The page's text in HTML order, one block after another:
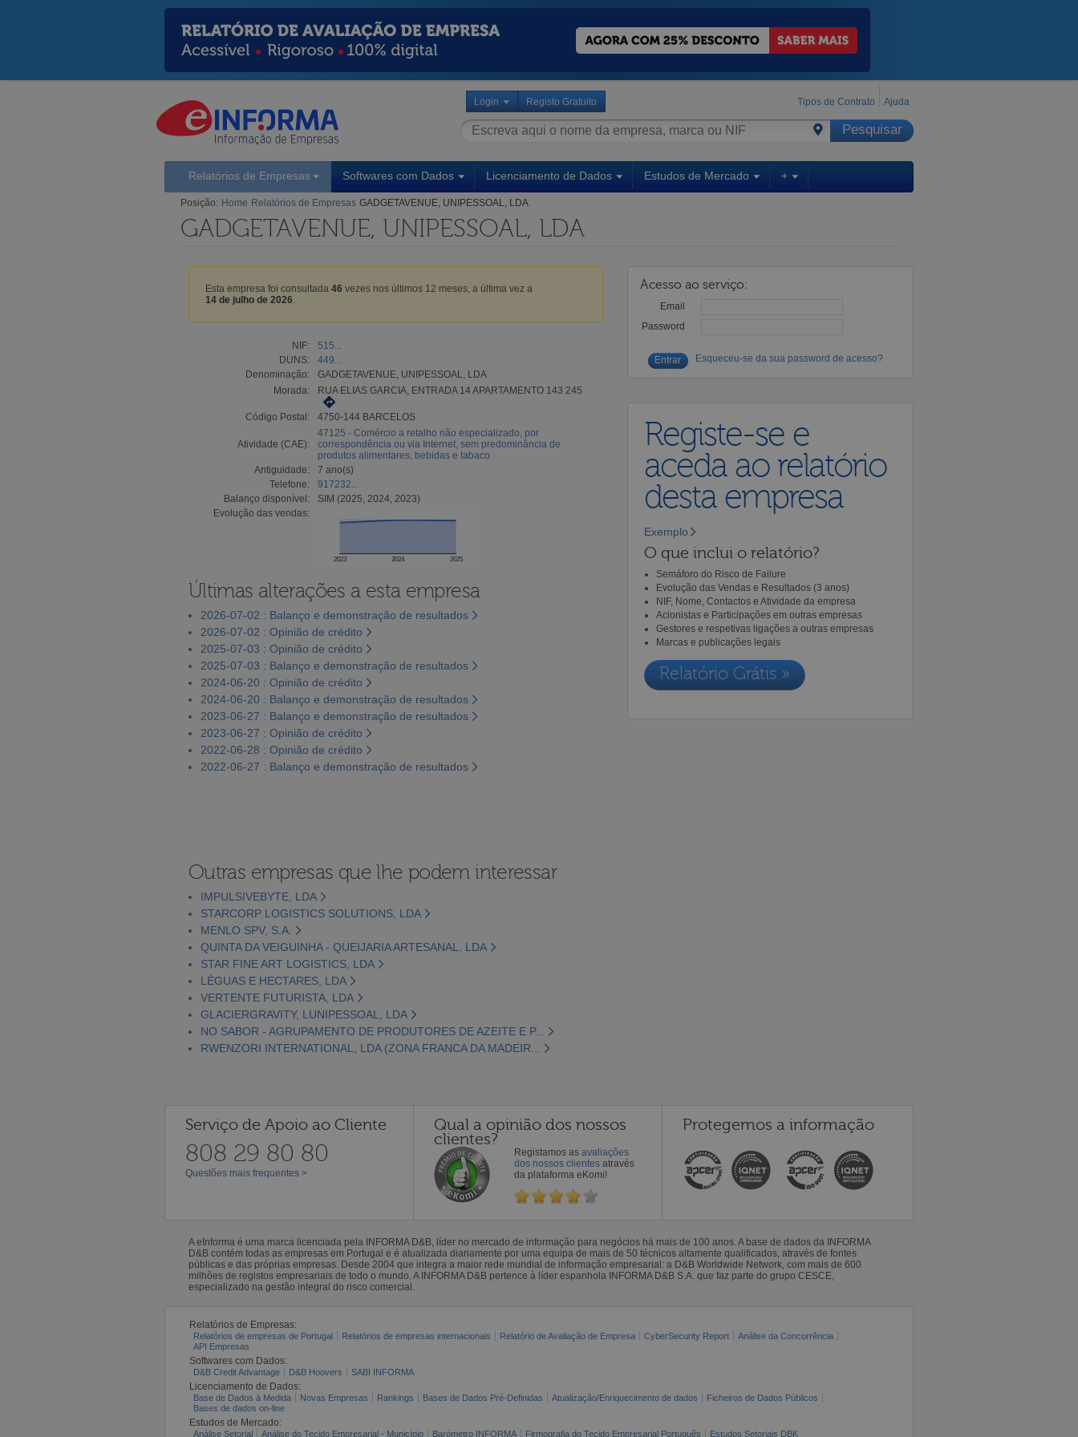
Login Registo Gratuito Tipos de Contrato Ajuda
Relatórios de Empresas Softwares com Dados Licenciamento de Dados Estudos de Mercado +
Posição: Home Relatórios de Empresas GADGETAVENUE, UNIPESSOAL, LDA
GADGETAVENUE, UNIPESSOAL, LDA
Esta empresa foi consultada 46 vezes nos últimos 12 meses, a última vez a
14 de julho de 2026
NIF:
515...
DUNS:
449...
Denominação:
GADGETAVENUE, UNIPESSOAL, LDA
Morada:
RUA ELIAS GARCIA, ENTRADA 14 APARTAMENTO 143 245
Código Postal: 4750-144 BARCELOS
Atividade (CAE):
47125 - Comércio a retalho não especializado, por
correspondência ou via Internet, sem predominância de
produtos alimentares, bebidas e tabaco
Antiguidade:
7 ano(s)
Telefone:
917232...
Balanço disponível:
SIM (2025, 2024, 2023)
Evolução das vendas:
2023 2024 2025
Últimas alterações a esta empresa
2026-07-02 : Balanço e demonstração de resultados
2026-07-02 : Opinião de crédito
2025-07-03 : Opinião de crédito
2025-07-03 : Balanço e demonstração de resultados
2024-06-20 : Opinião de crédito
2024-06-20 : Balanço e demonstração de resultados
2023-06-27 : Balanço e demonstração de resultados
2023-06-27 : Opinião de crédito
2022-06-28 : Opinião de crédito
2022-06-27 : Balanço e demonstração de resultados
Acesso ao serviço:
Email
Password
Esqueceu-se da sua password de acesso?
Registe-se e
aceda ao relatório
desta empresa
Exemplo
O que inclui o relatório?
Semáforo do Risco de Failure
Evolução das Vendas e Resultados (3 anos)
NIF, Nome, Contactos e Atividade da empresa
Acionistas e Participações em outras empresas
Gestores e respetivas ligações a outras empresas
Marcas e publicações legais
Relatório Grátis »
Outras empresas que lhe podem interessar
IMPULSIVEBYTE, LDA
STARCORP LOGISTICS SOLUTIONS, LDA
MENLO SPV, S.A.
QUINTA DA VEIGUINHA - QUEIJARIA ARTESANAL, LDA
STAR FINE ART LOGISTICS, LDA
LÉGUAS E HECTARES, LDA
VERTENTE FUTURISTA, LDA
GLACIERGRAVITY, LUNIPESSOAL, LDA
NO SABOR - AGRUPAMENTO DE PRODUTORES DE AZEITE E P...
RWENZORI INTERNATIONAL, LDA (ZONA FRANCA DA MADEIR...
Serviço de Apoio ao Cliente
808 29 80 80
Questões mais frequentes >
Qual a opinião dos nossos
clientes?
Registamos as avaliações
dos nossos clientes através
da plataforma eKomi!
Protegemos a informação
A eInforma é uma marca licenciada pela INFORMA D&B, líder no mercado de informação para negócios há mais de 100 anos. A base de dados da INFORMA
D&B contém todas as empresas em Portugal e é atualizada diariamente por uma equipa de mais de 50 técnicos altamente qualificados, através de fontes
públicas e das próprias empresas. Desde 2004 que integra a maior rede mundial de informação empresarial: a D&B Worldwide Network, com mais de 600
milhões de registos empresariais de todo o mundo. A INFORMA D&B pertence à líder espanhola INFORMA D&B S.A. que faz parte do grupo CESCE,
especializado na gestão integral do risco comercial.
Relatórios de Empresas:
Relatórios de empresas de Portugal Relatórios de empresas internacionais Relatório de Avaliação de Empresa CyberSecurity Report
Análise da Concorrência
API Empresas
Softwares com Dados:
D&B Credit Advantage D&B Hoovers SABI INFORMA
Licenciamento de Dados:
Base de Dados à Medida Novas Empresas Rankings Bases de Dados Pré-Definidas Atualização/Enriquecimento de dados
Ficheiros de Dados Públicos
Bases de dados on-line
Estudos de Mercado:
Análise Setorial Análise do Tecido Empresarial - Município Barómetro INFORMA Firmografia do Tecido Empresarial Português Estudos Setoriais DBK